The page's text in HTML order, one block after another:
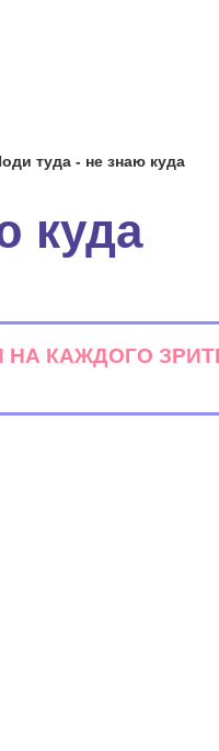
туда - не знаю куда
куда
НА КАЖДОГО